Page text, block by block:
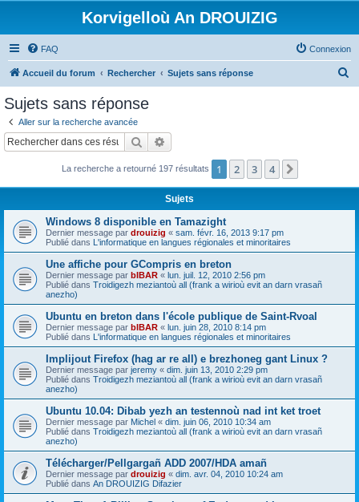
Korvigelloù An DROUIZIG
FAQ Connexion
Accueil du forum Rechercher Sujets sans réponse
c
Sujets sans réponse
Aller sur la recherche avancée
Rechercher
La recherche a retourné 197 résultats 1 2 3 4
Sujets
Windows 8 disponible en Tamazight
Dernier message par drouizig « sam. févr. 16, 2013 9:17 pm
Publié dans L'informatique en langues régionales et minoritaires
Une affiche pour GCompris en breton
Dernier message par bIBAR « lun. juil. 12, 2010 2:56 pm
Publié dans Troidigezh meziantoù all (frank a wirioù evit an darn vrasañ
anezho)
Ubuntu en breton dans l'école publique de Saint-Rvoal
Dernier message par bIBAR « lun. juin 28, 2010 8:14 pm
Publié dans L'informatique en langues régionales et minoritaires
Implijout Firefox (hag ar re all) e brezhoneg gant Linux ?
Dernier message par jeremy « dim. juin 13, 2010 2:29 pm
Publié dans Troidigezh meziantoù all (frank a wirioù evit an darn vrasañ
anezho)
Ubuntu 10.04: Dibab yezh an testennoù nad int ket troet
Dernier message par Michel « dim. juin 06, 2010 10:34 am
Publié dans Troidigezh meziantoù all (frank a wirioù evit an darn vrasañ
anezho)
Télécharger/Pellgargañ ADD 2007/HDA amañ
Dernier message par drouizig « dim. avr. 04, 2010 10:24 am
Publié dans An DROUIZIG Difazier